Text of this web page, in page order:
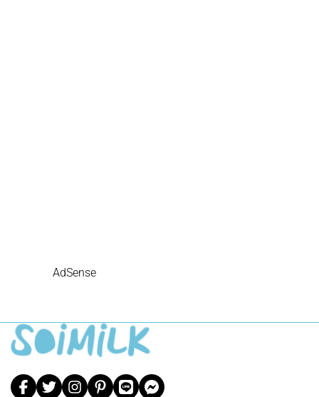
AdSense